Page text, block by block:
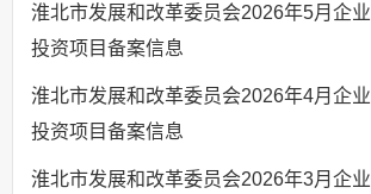
淮北市发展和改革委员会2026年5月企业
投资项目备案信息
淮北市发展和改革委员会2026年4月企业
投资项目备案信息
淮北市发展和改革委员会2026年3月企业